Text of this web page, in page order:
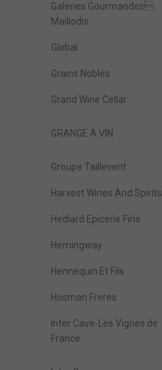
Galeries Gourmandes
Maillodis
Global
Grains Nobles
Grand Wine Cellar
GRANGE A VIN
Groupe Taillevent
Harvest Wines And Spirits
Hediard Epicerie Fine
Hemingway
Hennequin Et Fils
Hosman Freres
Inter Cave-Les Vignes de
France